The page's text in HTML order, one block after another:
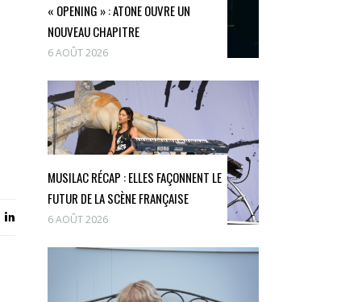
« OPENING » : ATONE OUVRE UN
NOUVEAU CHAPITRE
6 AOÛT 2026
MUSILAC RÉCAP : ELLES FAÇONNENT LE
FUTUR DE LA SCÈNE FRANÇAISE
6 AOÛT 2026